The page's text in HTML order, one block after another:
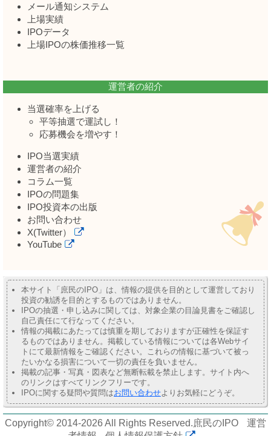
メール通知システム
上場実績
IPOデータ
上場IPOの株価推移一覧
運営者の紹介
当選確率を上げる
平等抽選で運試し！
応募機会を増やす！
IPO当選実績
運営者の紹介
コラム一覧
IPOの問題集
IPO投資本の出版
お問い合わせ
X(Twitter）
YouTube
本サイト「庶民のIPO」は、情報の提供を目的として運営しており
投資の勧誘を目的とするものではありません。
IPOの抽選・申し込みに関しては、対象企業の目論見書をご確認し
自己責任にて行なってください。
情報の掲載にあたっては慎重を期しておりますが正確性を保証す
るものではありません。掲載している情報については各Webサイ
トにて最新情報をご確認ください。これらの情報に基づいて被っ
たいかなる損害について一切の責任を負いません。
掲載の記事・写真・図表など無断転載を禁止します。サイト内へ
のリンクはすべてリンクフリーです。
IPOに関する疑問や質問はお問い合わせよりお気軽にどうぞ。
Copyright© 2014-2026 All Rights Reserved.庶民のIPO
運営